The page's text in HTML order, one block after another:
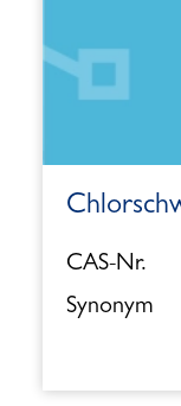
CAS-Nr.
Synonym